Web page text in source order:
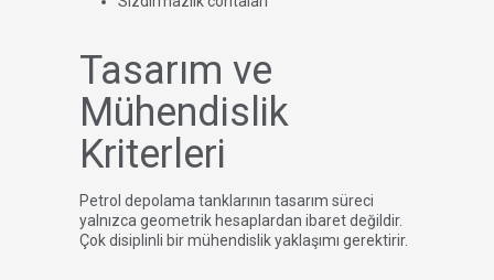
Tasarım ve
Mühendislik
Kriterleri
Petrol depolama tanklarının tasarım süreci
yalnızca geometrik hesaplardan ibaret değildir.
Çok disiplinli bir mühendislik yaklaşımı gerektirir.